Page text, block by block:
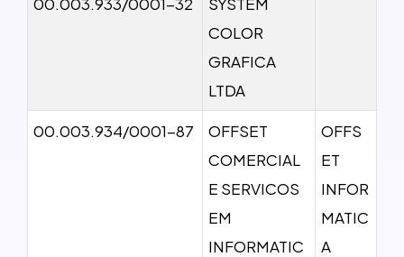
COLOR
GRAFICA
LTDA
00.003.934/0001-87
OFFSET
COMERCIAL
E SERVICOS
EM
INFORMATIC
OFFS
ET
INFOR
MATIC
A